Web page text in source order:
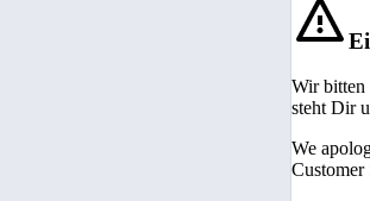
Wir bitten
steht Dir
We